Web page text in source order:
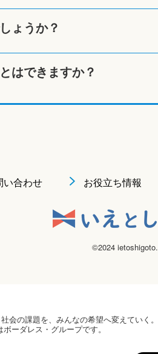
ょうか？
はできますか？
い合わせ お役立ち情報
©2024 ietoshigoto.
会の課題を、みんなの希望へ変えていく。
ーダレス・グループです。